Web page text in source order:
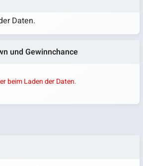
Daten.
und Gewinnchance
beim Laden der Daten.